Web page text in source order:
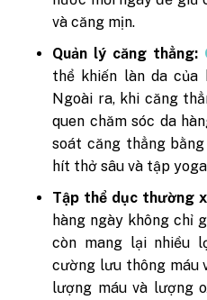
và căng mịn.
Quản lý căng thẳng:
thể khiến làn da của
Ngoài ra, khi căng
quen chăm sóc da
soát căng thẳng
hít thở sâu và tập
Tập thể dục thường
hàng ngày không chỉ
còn mang lại nhiều
cường lưu thông máu
lượng máu và lượng